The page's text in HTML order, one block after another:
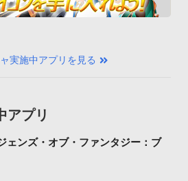
実施中アプリを見る
アプリ
ェンズ・オブ・ファンタジー：ブ